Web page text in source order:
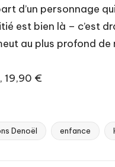
d’un personnage
est bien là – c’est
au plus profond
19,90 €
Denoël enfance